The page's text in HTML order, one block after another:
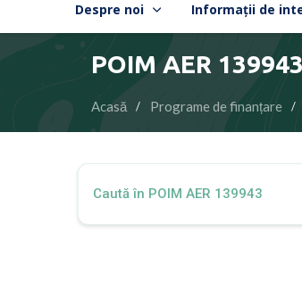
Despre noi Informații de
POIM AER 139943
Acasă Programe de finanțare